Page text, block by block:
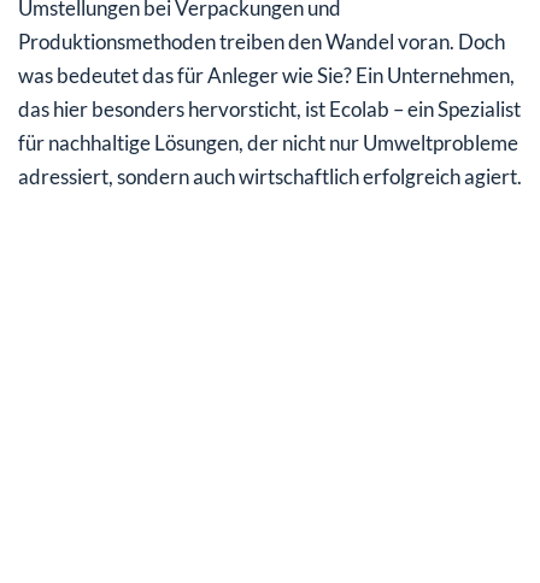
Umstellungen bei Verpackungen und
Produktionsmethoden treiben den Wandel voran. Doch
was bedeutet das für Anleger wie Sie? Ein Unternehmen,
das hier besonders hervorsticht, ist Ecolab – ein Spezialist
für nachhaltige Lösungen, der nicht nur Umweltprobleme
adressiert, sondern auch wirtschaftlich erfolgreich agiert.